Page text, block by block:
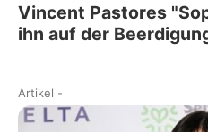
Vincent Pastores
ihn auf der
Artikel -